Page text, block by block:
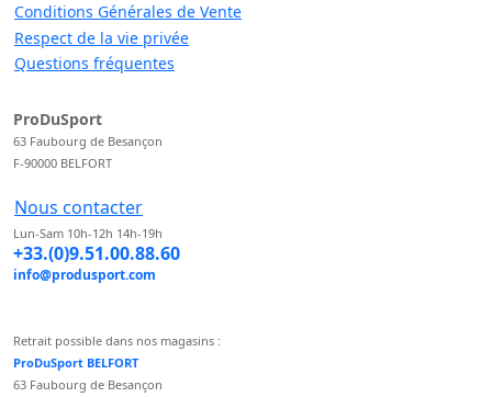
Conditions Générales de Vente
Respect de la vie privée
Questions fréquentes
ProDuSport
63 Faubourg de Besançon
F-90000 BELFORT
Nous contacter
Lun-Sam 10h-12h 14h-19h
+33.(0)9.51.00.88.60
info@produsport.com
Retrait possible dans nos magasins :
ProDuSport BELFORT
63 Faubourg de Besançon